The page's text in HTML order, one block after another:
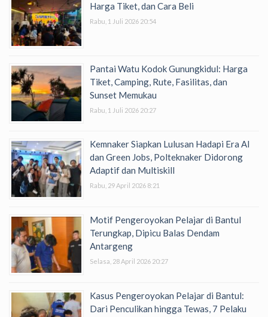
Harga Tiket, dan Cara Beli
Rabu, 1 Juli 2026 20:54
Pantai Watu Kodok Gunungkidul: Harga
Tiket, Camping, Rute, Fasilitas, dan
Sunset Memukau
Rabu, 1 Juli 2026 20:27
Kemnaker Siapkan Lulusan Hadapi Era AI
dan Green Jobs, Polteknaker Didorong
Adaptif dan Multiskill
Rabu, 29 April 2026 8:21
Motif Pengeroyokan Pelajar di Bantul
Terungkap, Dipicu Balas Dendam
Antargeng
Selasa, 28 April 2026 20:27
Kasus Pengeroyokan Pelajar di Bantul:
Dari Penculikan hingga Tewas, 7 Pelaku